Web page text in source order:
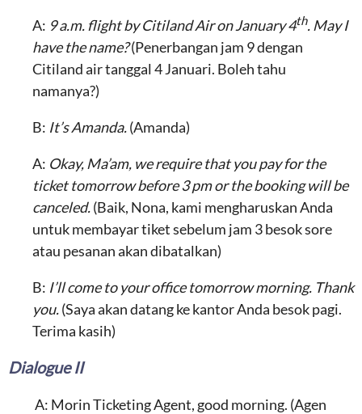
A: 9 a.m. flight by Citiland Air on January 4th. May I
have the name?(Penerbangan jam 9 dengan
Citiland air tanggal 4 Januari. Boleh tahu
namanya?)
B: It’s Amanda.(Amanda)
A: Okay, Ma’am, we require that you pay for the
ticket tomorrow before 3 pm or thebooking will be
canceled.(Baik, Nona, kami mengharuskan Anda
untuk membayar tiket sebelum jam 3 besok sore
atau pesanan akan dibatalkan)
B: I’ll come to your office tomorrow morning. Thank
you.(Saya akan datang ke kantor Anda besok pagi.
Terima kasih)
Dialogue II
A: Morin Ticketing Agent, good morning. (Agen